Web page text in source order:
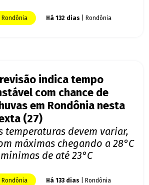
Rondônia Há 132 dias | Rondônia
indica tempo
com chance de
em Rondônia nesta
(27)
temperaturas devem variar,
máximas chegando a 28°C
de até 23°C
Rondônia Há 133 dias | Rondônia